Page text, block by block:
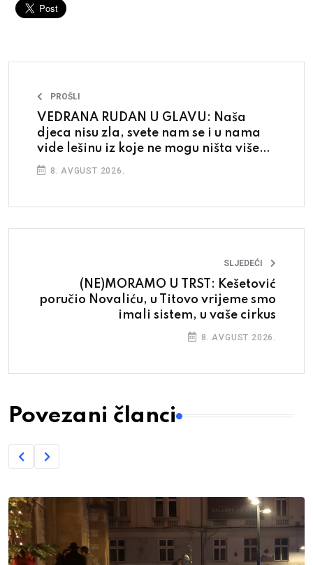
PROŠLI
VEDRANA RUDAN U GLAVU: Naša
djeca nisu zla, svete nam se i u nama
vide lešinu iz koje ne mogu ništa više
izvući
8. AVGUST 2026.
SLJEDEĆI
(NE)MORAMO U TRST: Kešetović
poručio Novaliću, u Titovo vrijeme smo
imali sistem, u vaše cirkus
8. AVGUST 2026.
Povezani članci